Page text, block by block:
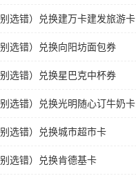
选错）兑换建万卡建发旅游卡
选错）兑换向阳坊面包券
选错）兑换星巴克中杯券
选错）兑换光明随心订牛奶卡
选错）兑换城市超市卡
选错）兑换肯德基卡